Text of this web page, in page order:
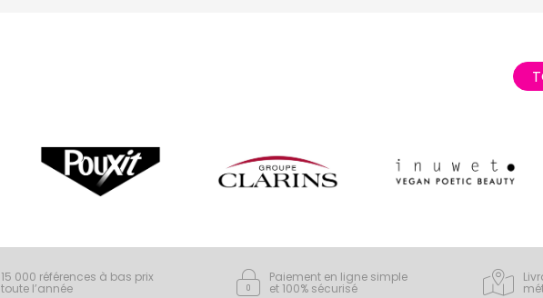
15 000 références à bas prix
toute l’année
Paiement en ligne simple
et 100% sécurisé